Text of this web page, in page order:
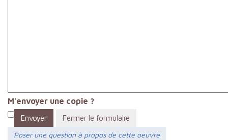
M'envoyer une copie ?
Envoyer
Fermer le formulaire
Poser une question à propos de cette oeuvre